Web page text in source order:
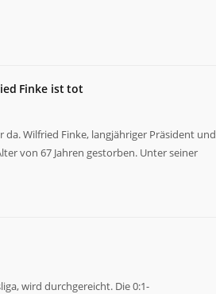
Finke ist tot
da. Wilfried Finke, langjähriger Präsident und
von 67 Jahren gestorben. Unter seiner
wird durchgereicht. Die 0:1-